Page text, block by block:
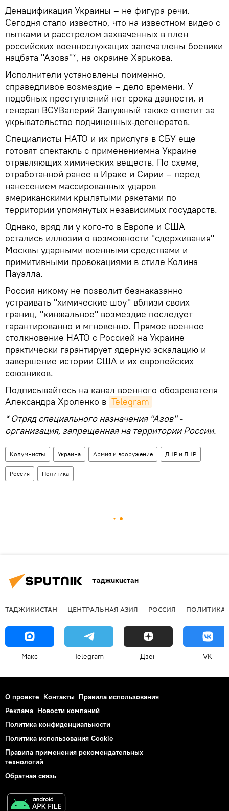
Денацификация Украины – не фигура речи.
Сегодня стало известно, что на известном видео с
пытками и расстрелом захваченных в плен
российских военнослужащих запечатлены боевики
нацбата "Азова"*, на окраине Харькова.
Исполнители установлены поименно,
справедливое возмездие – дело времени. У
подобных преступлений нет срока давности, и
генерал ВСУВалерий Залужный также ответит за
укрывательство подчиненных-дегенератов.
Специалисты НАТО и их прислуга в СБУ еще
готовят спектакль с применениемна Украине
отравляющих химических веществ. По схеме,
отработанной ранее в Ираке и Сирии – перед
нанесением массированных ударов
американскими крылатыми ракетами по
территории упомянутых независимых государств.
Однако, вряд ли у кого-то в Европе и США
остались иллюзии о возможности "сдерживания"
Москвы ударными военными средствами и
примитивными провокациями в стиле Колина
Пауэлла.
Россия никому не позволит безнаказанно
устраивать "химические шоу" вблизи своих
границ, "кинжальное" возмездие последует
гарантированно и мгновенно. Прямое военное
столкновение НАТО с Россией на Украине
практически гарантирует ядерную эскалацию и
завершение истории США и их европейских
союзников.
Подписывайтесь на канал военного обозревателя
Александра Хроленко в Telegram
* Отряд специального назначения "Азов" -
организация, запрещенная на территории России.
Колумнисты Украина Армия и вооружение ДНР и ЛНР
Россия Политика
Таджикистан
ТАДЖИКИСТАН ЦЕНТРАЛЬНАЯ АЗИЯ РОССИЯ ПОЛИТИКА
Макс Telegram Дзен VK
О проекте Контакты Правила использования
Реклама Новости компаний
Политика конфиденциальности
Политика использования Cookie
Правила применения рекомендательных
технологий
Обратная связь